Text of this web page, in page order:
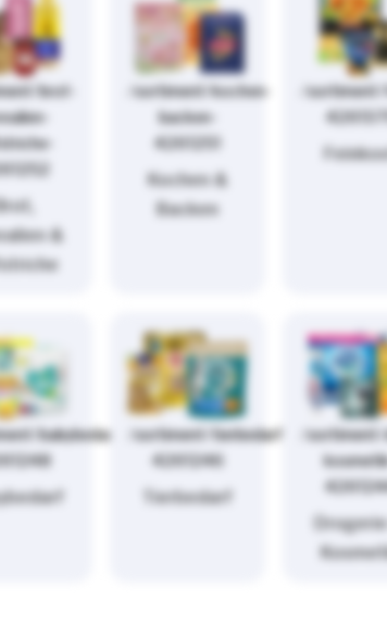
brot-
&
/sortiment/kochen-
backen-
4261251
Kochen &
Backen
/
babybedarf-
/sortiment/tierbedarf-
4261246
Tierbedarf
/sortiment/